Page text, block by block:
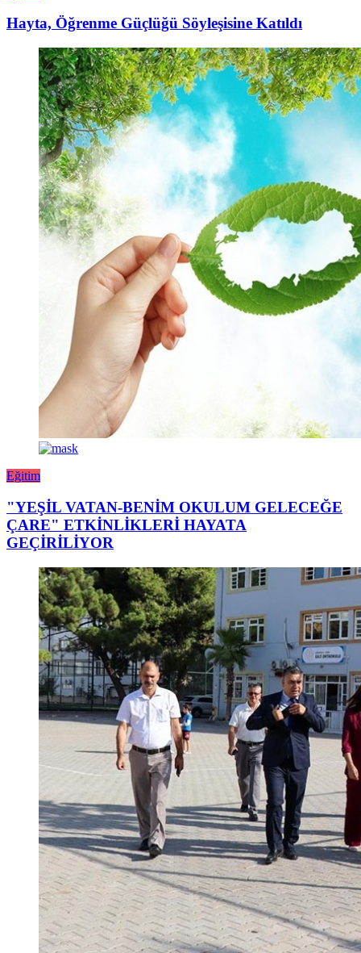
Hayta, Öğrenme Güçlüğü Söyleşisine Katıldı
Eğitim
"YEŞİL VATAN-BENİM OKULUM GELECEĞE
ÇARE" ETKİNLİKLERİ HAYATA
GEÇİRİLİYOR